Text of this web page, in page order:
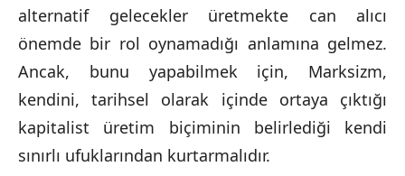
alternatif gelecekler üretmekte can alıcı
önemde bir rol oynamadığı anlamına gelmez.
Ancak, bunu yapabilmek için, Marksizm,
kendini, tarihsel olarak içinde ortaya çıktığı
kapitalist üretim biçiminin belirlediği kendi
sınırlı ufuklarından kurtarmalıdır.